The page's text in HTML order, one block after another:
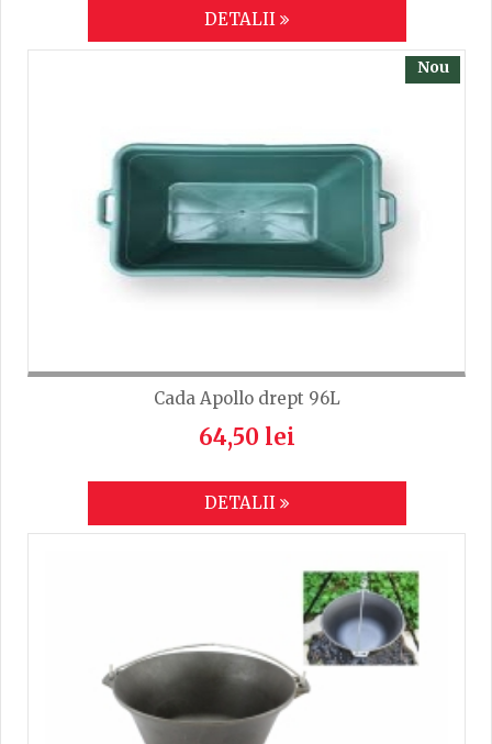
DETALII
Nou
Cada Apollo drept 96L
64,50 lei
DETALII